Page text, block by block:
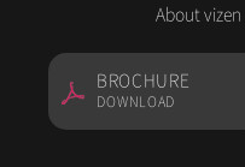
About
BROCHURE
DOWNLOAD